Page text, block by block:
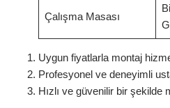
Çalışma Masası
Uygun fiyatlarla montaj
Profesyonel ve deneyimli
Hızlı ve güvenilir bir şekilde